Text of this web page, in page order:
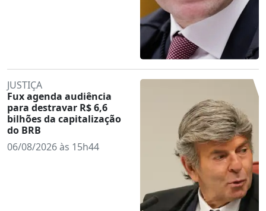
JUSTIÇA
Fux agenda audiência
para destravar R$ 6,6
bilhões da capitalização
do BRB
06/08/2026 às 15h44